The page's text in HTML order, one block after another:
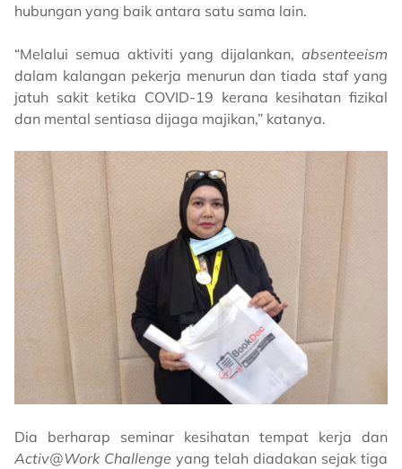
hubungan yang baik antara satu sama lain.
“Melalui semua aktiviti yang dijalankan, absenteeism
dalam kalangan pekerja menurun dan tiada staf yang
jatuh sakit ketika COVID-19 kerana kesihatan fizikal
dan mental sentiasa dijaga majikan,” katanya.
Dia berharap seminar kesihatan tempat kerja dan
Activ@Work Challenge yang telah diadakan sejak tiga